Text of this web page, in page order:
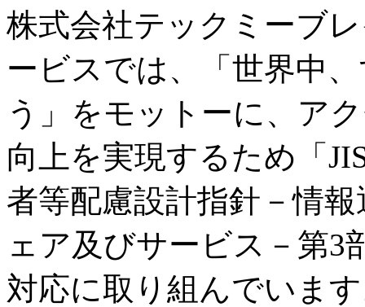
株式会社テックミーブ
ービスでは、「世界中
う」をモットーに、ア
向上を実現するため「
者等配慮設計指針－情
ェア及びサービス－第3
対応に取り組んでいま